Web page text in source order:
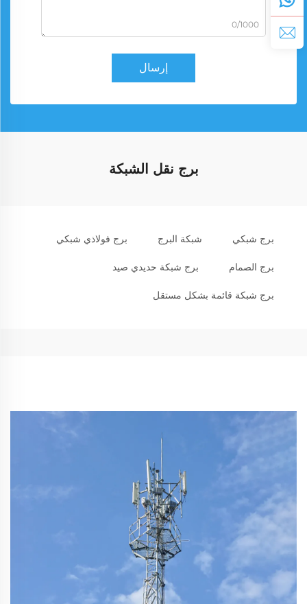
0/1000
إرسال
برج نقل الشبكة
برج شبكي شبكة البرج برج فولاذي شبكي
برج الصمام برج شبكة حديدي صيد
برج شبكة قائمة بشكل مستقل